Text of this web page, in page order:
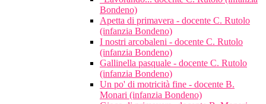
Bondeno)
Apetta di primavera - docente C. Rutolo
(infanzia Bondeno)
I nostri arcobaleni - docente C. Rutolo
(infanzia Bondeno)
Gallinella pasquale - docente C. Rutolo
(infanzia Bondeno)
Un po' di motricità fine - docente B.
Monari (infanzia Bondeno)